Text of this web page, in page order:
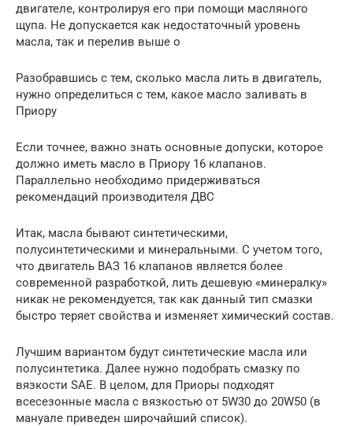
двигателе, контролируя его при помощи масляного
щупа. Не допускается как недостаточный уровень
масла, так и перелив выше о
Разобравшись с тем, сколько масла лить в двигатель,
нужно определиться с тем, какое масло заливать в
Приору
Если точнее, важно знать основные допуски, которое
должно иметь масло в Приору 16 клапанов.
Параллельно необходимо придерживаться
рекомендаций производителя ДВС
Итак, масла бывают синтетическими,
полусинтетическими и минеральными. С учетом того,
что двигатель ВАЗ 16 клапанов является более
современной разработкой, лить дешевую «минералку»
никак не рекомендуется, так как данный тип смазки
быстро теряет свойства и изменяет химический состав.
Лучшим вариантом будут синтетические масла или
полусинтетика. Далее нужно подобрать смазку по
вязкости SAE. В целом, для Приоры подходят
всесезонные масла с вязкостью от 5W30 до 20W50 (в
мануале приведен широчайший список).